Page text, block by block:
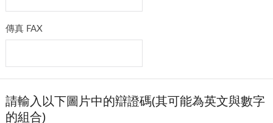
傳真 FAX
請輸入以下圖片中的辯證碼(其可能為英文與數字
的組合)